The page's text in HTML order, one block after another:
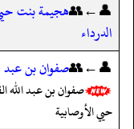
👤←👥هجيمة بنت
الدرداء
👤←👥صفوان بن عبد
صفوان بن عبد
حيي الأوصابية